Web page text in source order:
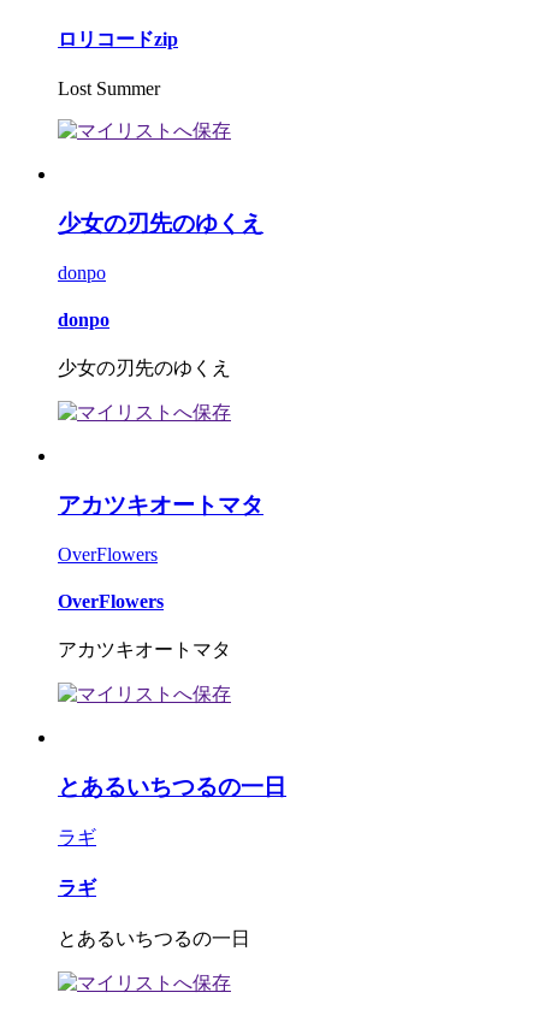
ロリコードzip
Lost Summer
少女の刃先のゆくえ
donpo
donpo
少女の刃先のゆくえ
アカツキオートマタ
OverFlowers
OverFlowers
アカツキオートマタ
とあるいちつるの一日
ラギ
ラギ
とあるいちつるの一日